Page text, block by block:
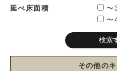
延べ床面積 〜
〜
その他の